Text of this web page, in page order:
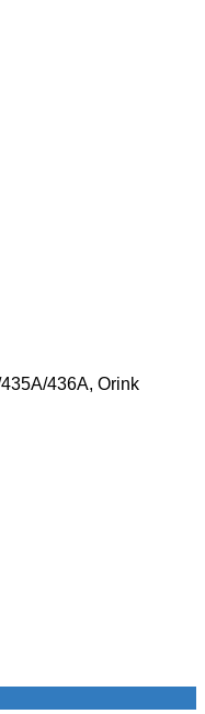
436A, Orink